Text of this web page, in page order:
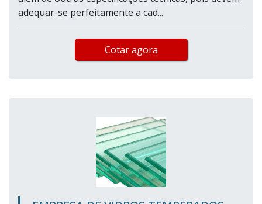
adequar-se perfeitamente a cad...
Cotar agora